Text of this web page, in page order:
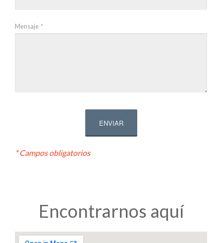
Mensaje *
* Campos obligatorios
Encontrarnos aquí